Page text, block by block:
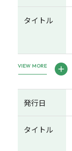
タイトル
VIEW MORE
発行日
タイトル